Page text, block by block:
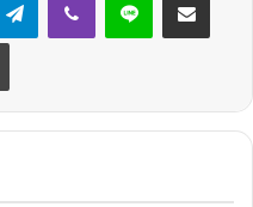
Yazdır